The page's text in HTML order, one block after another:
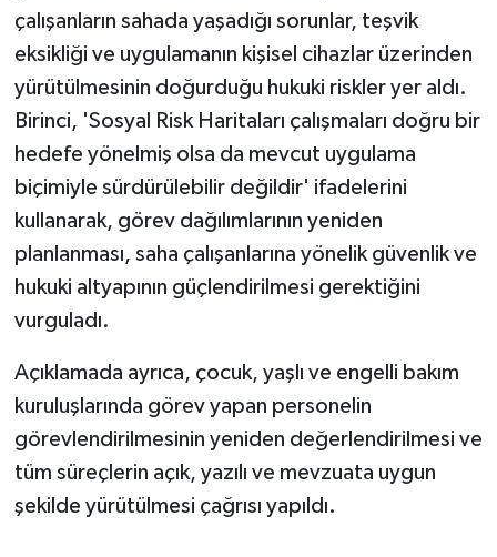
çalışanların sahada yaşadığı sorunlar, teşvik
eksikliği ve uygulamanın kişisel cihazlar üzerinden
yürütülmesinin doğurduğu hukuki riskler yer aldı.
Birinci, 'Sosyal Risk Haritaları çalışmaları doğru bir
hedefe yönelmiş olsa da mevcut uygulama
biçimiyle sürdürülebilir değildir' ifadelerini
kullanarak, görev dağılımlarının yeniden
planlanması, saha çalışanlarına yönelik güvenlik ve
hukuki altyapının güçlendirilmesi gerektiğini
vurguladı.
Açıklamada ayrıca, çocuk, yaşlı ve engelli bakım
kuruluşlarında görev yapan personelin
görevlendirilmesinin yeniden değerlendirilmesi ve
tüm süreçlerin açık, yazılı ve mevzuata uygun
şekilde yürütülmesi çağrısı yapıldı.